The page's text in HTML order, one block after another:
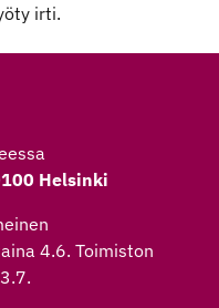
irti.
Helsinki
4.6. Toimiston